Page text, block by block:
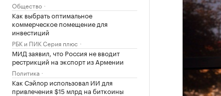
Общество
Как выбрать оптимальное
коммерческое помещение для
инвестиций
РБК и ПИК Серия плюс
МИД заявил, что Россия не вводит
рестрикций на экспорт из Армении
Политика
Как Сэйлор использовал ИИ для
привлечения $15 млрд на биткоины